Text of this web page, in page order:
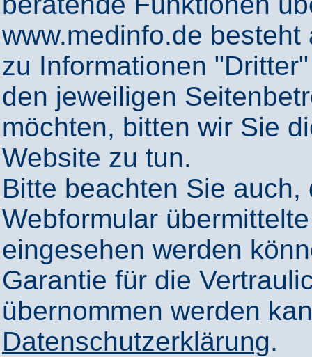
www.medinfo.de
zu Informationen
den jeweiligen
möchten, bitten wir Sie
Website zu tun.
Bitte beachten Sie
Webformular
eingesehen werden
Garantie für die
übernommen werden
Datenschutzerklärung.